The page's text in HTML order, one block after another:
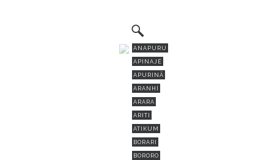
ANAPURU
APINAJÉ
APURINÃ
ARANHÍ
ARARA
ARITI
ATIKUM
BORARI
BORORO